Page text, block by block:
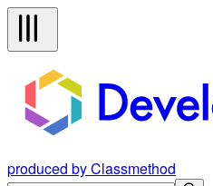
produced by Classmethod